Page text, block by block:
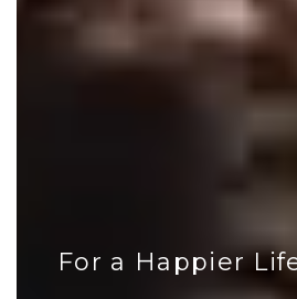
For a Happier